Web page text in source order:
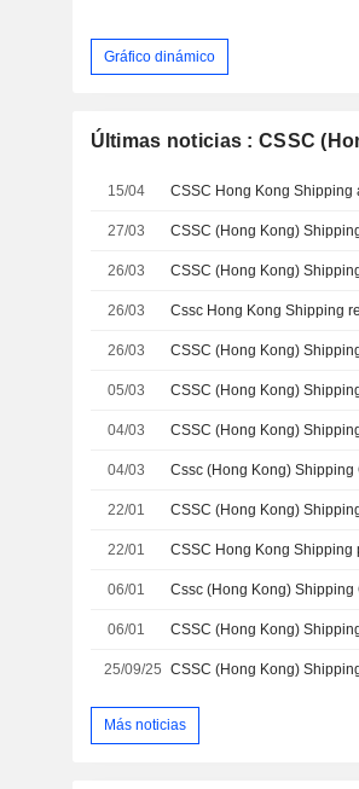
Gráfico dinámico
Últimas noticias : CSSC
15/04
27/03
26/03
26/03
26/03
05/03
04/03 CSSC (Hong Kong)
04/03
22/01
22/01
06/01
06/01
25/09/25 CSSC (Hong Kong)
Más noticias